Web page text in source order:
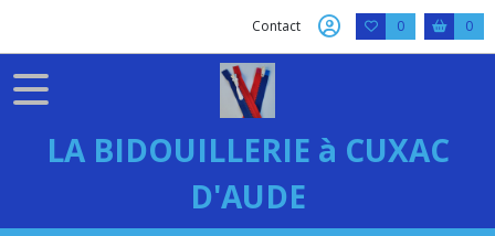
Contact 0 0
LA BIDOUILLERIE à CUXAC
D'AUDE